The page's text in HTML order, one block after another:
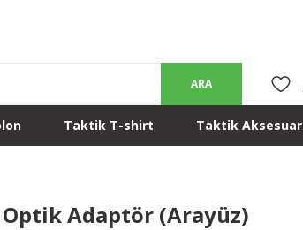
ARA
Taktik T-shirt Taktik Aksesuar
Adaptör (Arayüz)